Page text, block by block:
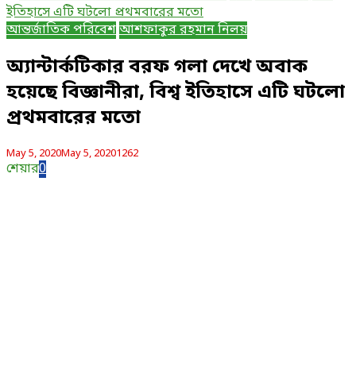
আন্তর্জাতিক পরিবেশআশফাকুর রহমান নিলয়
অ্যান্টার্কটিকার বরফ গলা দেখে অবাক
হয়েছে বিজ্ঞানীরা, বিশ্ব ইতিহাসে এটি ঘটলো
প্রথমবারের মতো
May 5, 2020May 5, 20201262
শেয়ার0